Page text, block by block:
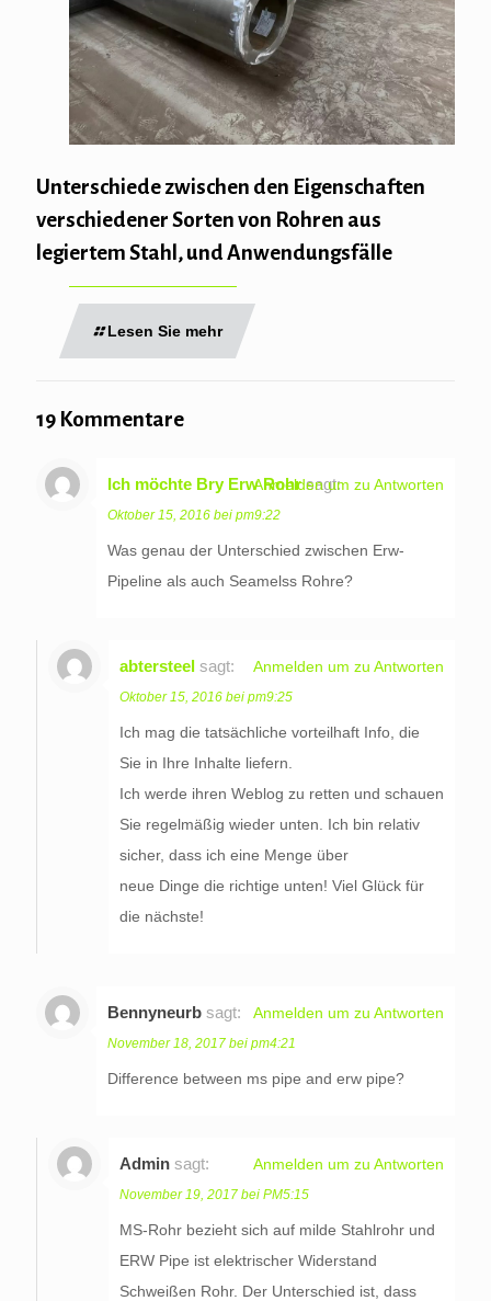
Unterschiede zwischen den Eigenschaften
verschiedener Sorten von Rohren aus
legiertem Stahl, und Anwendungsfälle
Lesen Sie mehr
19 Kommentare
Ich möchte Bry Erw Rohr sagt:
Oktober 15, 2016 bei pm9:22
Was genau der Unterschied zwischen Erw-
Pipeline als auch Seamelss Rohre?
Anmelden um zu Antworten
abtersteel sagt:
Oktober 15, 2016 bei pm9:25
Ich mag die tatsächliche vorteilhaft Info, die
Sie in Ihre Inhalte liefern.
Ich werde ihren Weblog zu retten und schauen
Sie regelmäßig wieder unten. Ich bin relativ
sicher, dass ich eine Menge über
neue Dinge die richtige unten! Viel Glück für
die nächste!
Anmelden um zu Antworten
Bennyneurb sagt:
November 18, 2017 bei pm4:21
Difference between ms pipe and erw pipe?
Anmelden um zu Antworten
Admin sagt:
November 19, 2017 bei PM5:15
MS-Rohr bezieht sich auf milde Stahlrohr und
ERW Pipe ist elektrischer Widerstand
Schweißen Rohr. Der Unterschied ist, dass
Anmelden um zu Antworten